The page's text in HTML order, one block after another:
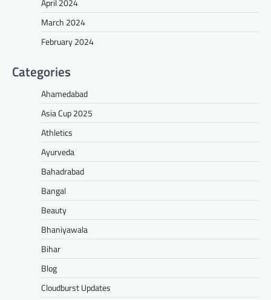
April 2024
March 2024
February 2024
Categories
Ahamedabad
Asia Cup 2025
Athletics
Ayurveda
Bahadrabad
Bangal
Beauty
Bhaniyawala
Bihar
Blog
Cloudburst Updates